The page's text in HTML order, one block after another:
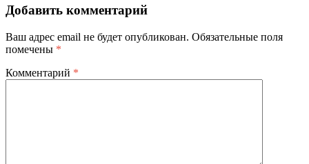
Добавить комментарий
Ваш адрес email не будет опубликован. Обязательные поля
помечены *
Комментарий *